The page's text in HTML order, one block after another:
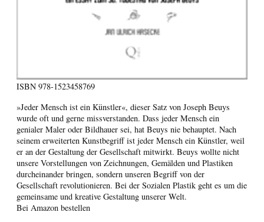
ISBN 978-1523458769
»Jeder Mensch ist ein Künstler«, dieser Satz von Joseph Beuys
wurde oft und gerne missverstanden. Dass jeder Mensch ein
genialer Maler oder Bildhauer sei, hat Beuys nie behauptet. Nach
seinem erweiterten Kunstbegriff ist jeder Mensch ein Künstler, weil
er an der Gestaltung der Gesellschaft mitwirkt. Beuys wollte nicht
unsere Vorstellungen von Zeichnungen, Gemälden und Plastiken
durcheinander bringen, sondern unseren Begriff von der
Gesellschaft revolutionieren. Bei der Sozialen Plastik geht es um die
gemeinsame und kreative Gestaltung unserer Welt.
Bei Amazon bestellen